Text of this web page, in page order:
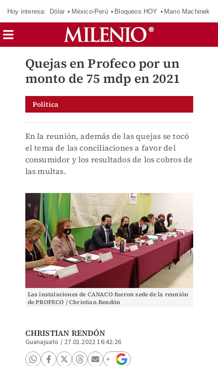
Hoy interesa: Dólar México-Perú Bloqueos HOY Mano Machinek
Quejas en Profeco por un
monto de 75 mdp en 2021
Política
En la reunión, además de las quejas se tocó
el tema de las conciliaciones a favor del
consumidor y los resultados de los cobros de
las multas.
Las instalaciones de CANACO fueron sede de la reunión
de PROFECO / Christian Rendón
CHRISTIAN RENDÓN
Guanajuato / 27.01.2022 16:42:26